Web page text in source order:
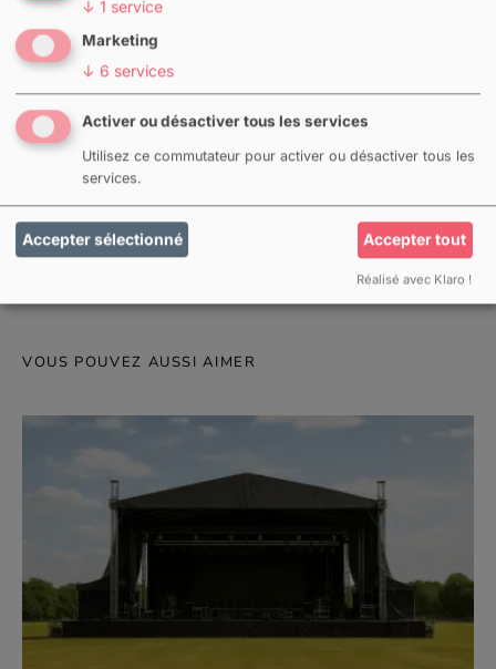
Mais aussi indépendamment du salon, nous sommes
à votre disposition pour toute question et nous
attendons avec impatience vos commentaires sur
CrewBrain, le nouveau layout et les nouvelles
fonctionnalités que nous proposerons dans les
prochaines versions. Et bien sûr, nous nous
réjouissons déjà de Prolight + Sound 2021, qui, nous
l'espérons, se déroulera à nouveau comme prévu du
VOUS POUVEZ AUSSI AIMER
↓ 1 service
Marketing
↓ 6 services
Activer ou désactiver tous les services
Utilisez ce commutateur pour activer ou désactiver tous les
services.
Accepter sélectionné Accepter tout
Réalisé avec Klaro !